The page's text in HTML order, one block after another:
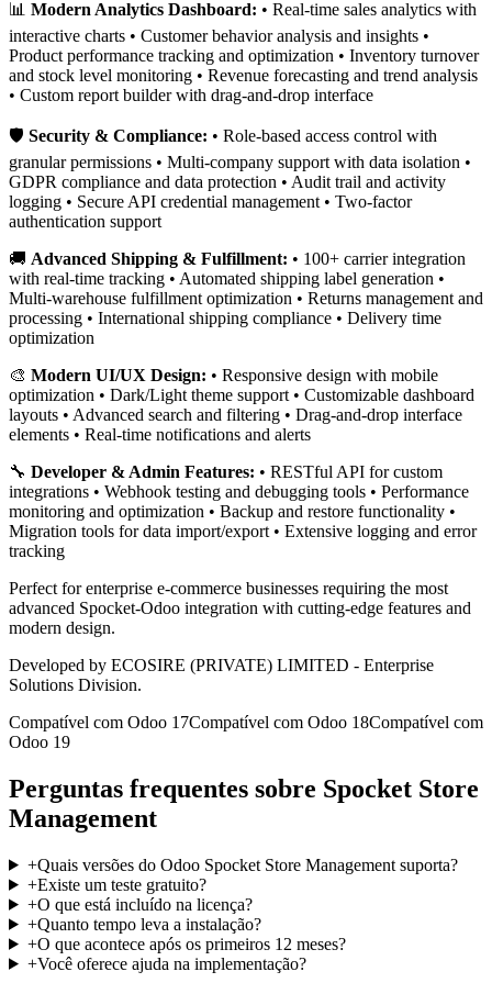
📊 Modern Analytics Dashboard: • Real-time sales analytics with
interactive charts • Customer behavior analysis and insights •
Product performance tracking and optimization • Inventory turnover
and stock level monitoring • Revenue forecasting and trend analysis
• Custom report builder with drag-and-drop interface
🛡️ Security & Compliance: • Role-based access control with
granular permissions • Multi-company support with data isolation •
GDPR compliance and data protection • Audit trail and activity
logging • Secure API credential management • Two-factor
authentication support
🚚 Advanced Shipping & Fulfillment: • 100+ carrier integration
with real-time tracking • Automated shipping label generation •
Multi-warehouse fulfillment optimization • Returns management and
processing • International shipping compliance • Delivery time
optimization
🎨 Modern UI/UX Design: • Responsive design with mobile
optimization • Dark/Light theme support • Customizable dashboard
layouts • Advanced search and filtering • Drag-and-drop interface
elements • Real-time notifications and alerts
🔧 Developer & Admin Features: • RESTful API for custom
integrations • Webhook testing and debugging tools • Performance
monitoring and optimization • Backup and restore functionality •
Migration tools for data import/export • Extensive logging and error
tracking
Perfect for enterprise e-commerce businesses requiring the most
advanced Spocket-Odoo integration with cutting-edge features and
modern design.
Developed by ECOSIRE (PRIVATE) LIMITED - Enterprise
Solutions Division.
Compatível com Odoo 17Compatível com Odoo 18Compatível com
Odoo 19
Perguntas frequentes sobre Spocket Store
Management
+Quais versões do Odoo Spocket Store Management suporta?
+Existe um teste gratuito?
+O que está incluído na licença?
+Quanto tempo leva a instalação?
+O que acontece após os primeiros 12 meses?
+Você oferece ajuda na implementação?